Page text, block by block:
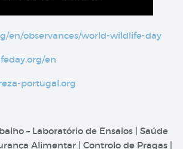
en/observances/world-wildlife-day
en
portugal.org
– Laboratório de Ensaios | Saúde
Alimentar | Controlo de Pragas |